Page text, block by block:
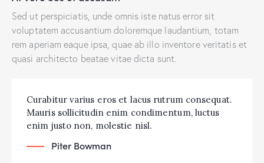
Sed ut perspiciatis, unde omnis iste natus error sit
voluptatem accusantium doloremque laudantium, totam
rem aperiam eaque ipsa, quae ab illo inventore veritatis et
quasi architecto beatae vitae dicta sunt.
Curabitur varius eros et lacus rutrum consequat.
Mauris sollicitudin enim condimentum, luctus
enim justo non, molestie nisl.
Piter Bowman